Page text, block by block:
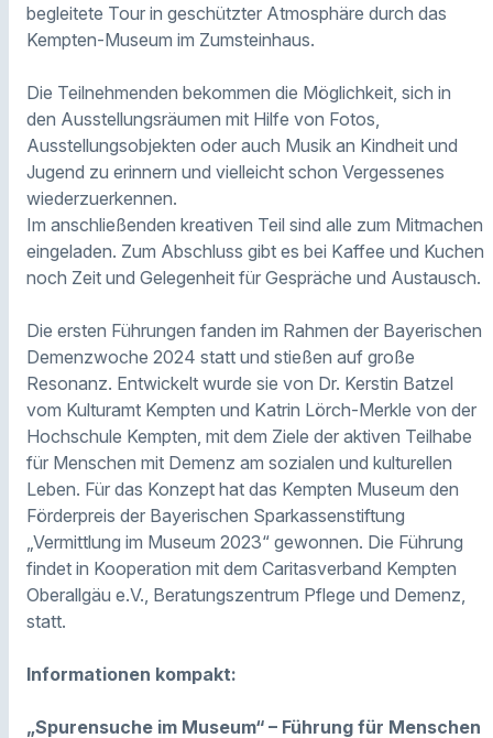
begleitete Tour in geschützter Atmosphäre durch das
Kempten-Museum im Zumsteinhaus.
Die Teilnehmenden bekommen die Möglichkeit, sich in
den Ausstellungsräumen mit Hilfe von Fotos,
Ausstellungsobjekten oder auch Musik an Kindheit und
Jugend zu erinnern und vielleicht schon Vergessenes
wiederzuerkennen.
Im anschließenden kreativen Teil sind alle zum Mitmachen
eingeladen. Zum Abschluss gibt es bei Kaffee und Kuchen
noch Zeit und Gelegenheit für Gespräche und Austausch.
Die ersten Führungen fanden im Rahmen der Bayerischen
Demenzwoche 2024 statt und stießen auf große
Resonanz. Entwickelt wurde sie von Dr. Kerstin Batzel
vom Kulturamt Kempten und Katrin Lörch-Merkle von der
Hochschule Kempten, mit dem Ziele der aktiven Teilhabe
für Menschen mit Demenz am sozialen und kulturellen
Leben. Für das Konzept hat das Kempten Museum den
Förderpreis der Bayerischen Sparkassenstiftung
„Vermittlung im Museum 2023“ gewonnen. Die Führung
findet in Kooperation mit dem Caritasverband Kempten
Oberallgäu e.V., Beratungszentrum Pflege und Demenz,
statt.
Informationen kompakt:
„Spurensuche im Museum“ – Führung für Menschen